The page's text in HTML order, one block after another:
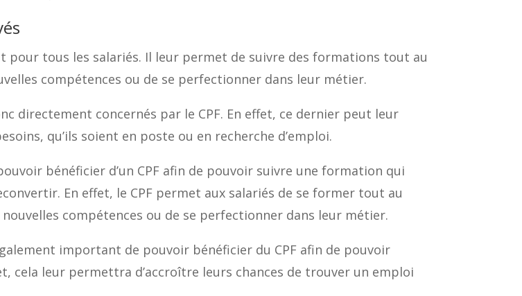
pour tous les salariés. Il leur permet de suivre des formations tout au
compétences ou de se perfectionner dans leur métier.
directement concernés par le CPF. En effet, ce dernier peut leur
qu’ils soient en poste ou en recherche d’emploi.
bénéficier d’un CPF afin de pouvoir suivre une formation qui
En effet, le CPF permet aux salariés de se former tout au
compétences ou de se perfectionner dans leur métier.
important de pouvoir bénéficier du CPF afin de pouvoir
cela leur permettra d’accroître leurs chances de trouver un emploi